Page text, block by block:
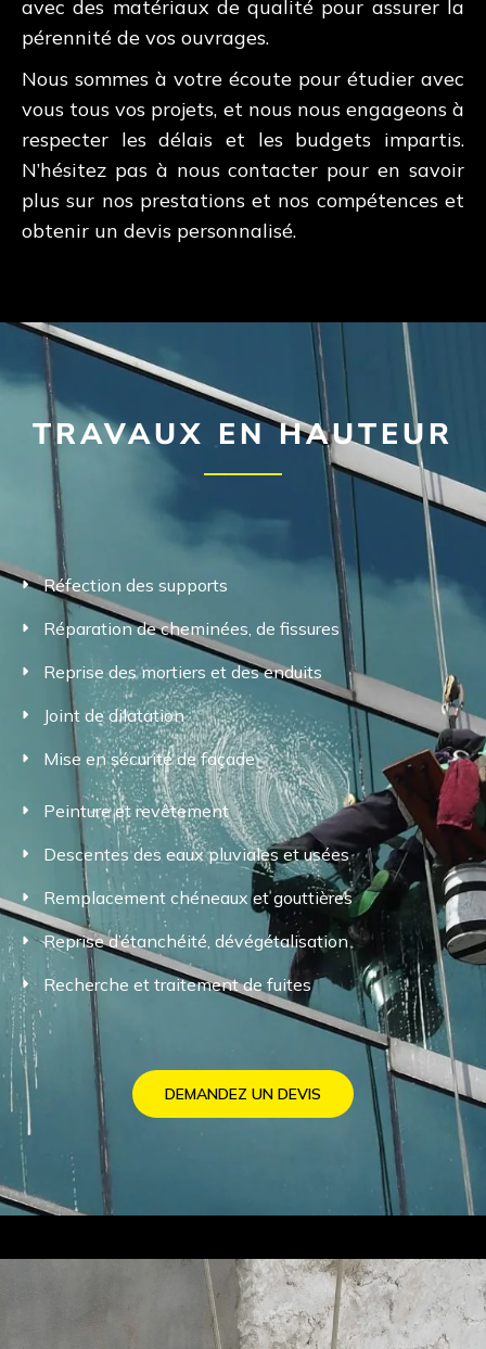
avec des matériaux de qualité pour assurer la
pérennité de vos ouvrages.
Nous sommes à votre écoute pour étudier avec
vous tous vos projets, et nous nous engageons à
respecter les délais et les budgets impartis.
N’hésitez pas à nous contacter pour en savoir
plus sur nos prestations et nos compétences et
obtenir un devis personnalisé.
TRAVAUX EN HAUTEUR
Réfection des supports
Réparation de cheminées, de fissures
Reprise des mortiers et des enduits
Joint de dilatation
Mise en sécurité de façade
Peinture et revêtement
Descentes des eaux pluviales et usées
Remplacement chéneaux et gouttières
Reprise d’étanchéité, dévégétalisation
Recherche et traitement de fuites
DEMANDEZ UN DEVIS